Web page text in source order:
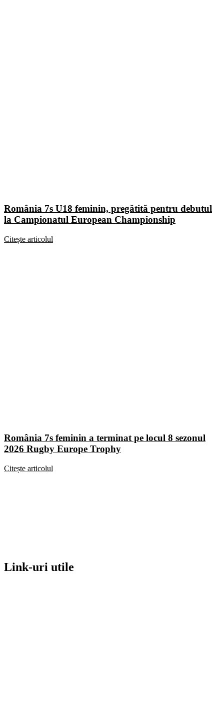
România 7s U18 feminin, pregătită pentru debutul
la Campionatul European Championship
Citește articolul
România 7s feminin a terminat pe locul 8 sezonul
2026 Rugby Europe Trophy
Citește articolul
Link-uri utile